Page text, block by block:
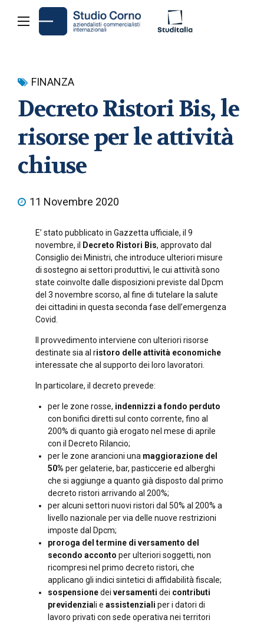
FINANZA
Decreto Ristori Bis, le
risorse per le attività
chiuse
11 Novembre 2020
E’ stato pubblicato in Gazzetta ufficiale, il 9
novembre, il
Decreto Ristori Bis, approvato dal
Consiglio dei Ministri, che introduce ulteriori misure
di sostegno ai settori produttivi, le cui attività sono
state coinvolte dalle disposizioni previste dal Dpcm
del 3 novembre scorso, al fine di tutelare la salute
dei cittadini in questa seconda fase dell’emergenza
Covid.
Il provvedimento interviene con ulteriori risorse
destinate sia al ristoro delle attività economiche
interessate che al supporto dei loro lavoratori.
In particolare, il decreto prevede:
per le zone rosse, indennizzi a fondo perduto
con bonifici diretti sul conto corrente, fino al
200% di quanto già erogato nel mese di aprile
con il Decreto Rilancio;
per le zone arancioni una maggiorazione del
50% per gelaterie, bar, pasticcerie ed alberghi
che si aggiunge a quanto già disposto dal primo
decreto ristori arrivando al 200%;
per alcuni settori nuovi ristori dal 50% al 200% a
livello nazionale per via delle nuove restrizioni
imposte dal Dpcm;
proroga del termine di versamento del
secondo acconto per ulteriori soggetti, non
ricompresi nel primo decreto ristori, che
applicano gli indici sintetici di affidabilità fiscale;
sospensionedei versamenti dei contributi
previdenzia li e assistenziali per i datori di
lavoro privati con sede operativa nei territori